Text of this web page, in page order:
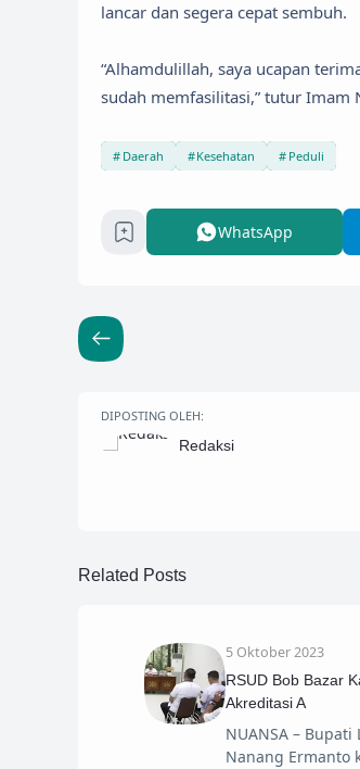
lancar dan segera cepat sembuh.
“Alhamdulillah, saya ucapan
sudah memfasilitasi,” tutur Imam
Daerah Kesehatan Peduli
WhatsApp
DIPOSTING OLEH:
Redaksi
Related Posts
5 Oktober 2023
RSUD Bob Bazar
Akreditasi A
NUANSA –
Nanang Ermanto